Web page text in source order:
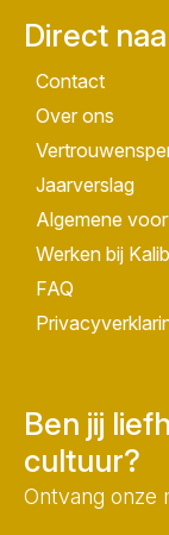
Direct
Contact
Over ons
Jaarverslag
Algemene
Werken bij
FAQ
Ben jij
cultuur?
Ontvang onze